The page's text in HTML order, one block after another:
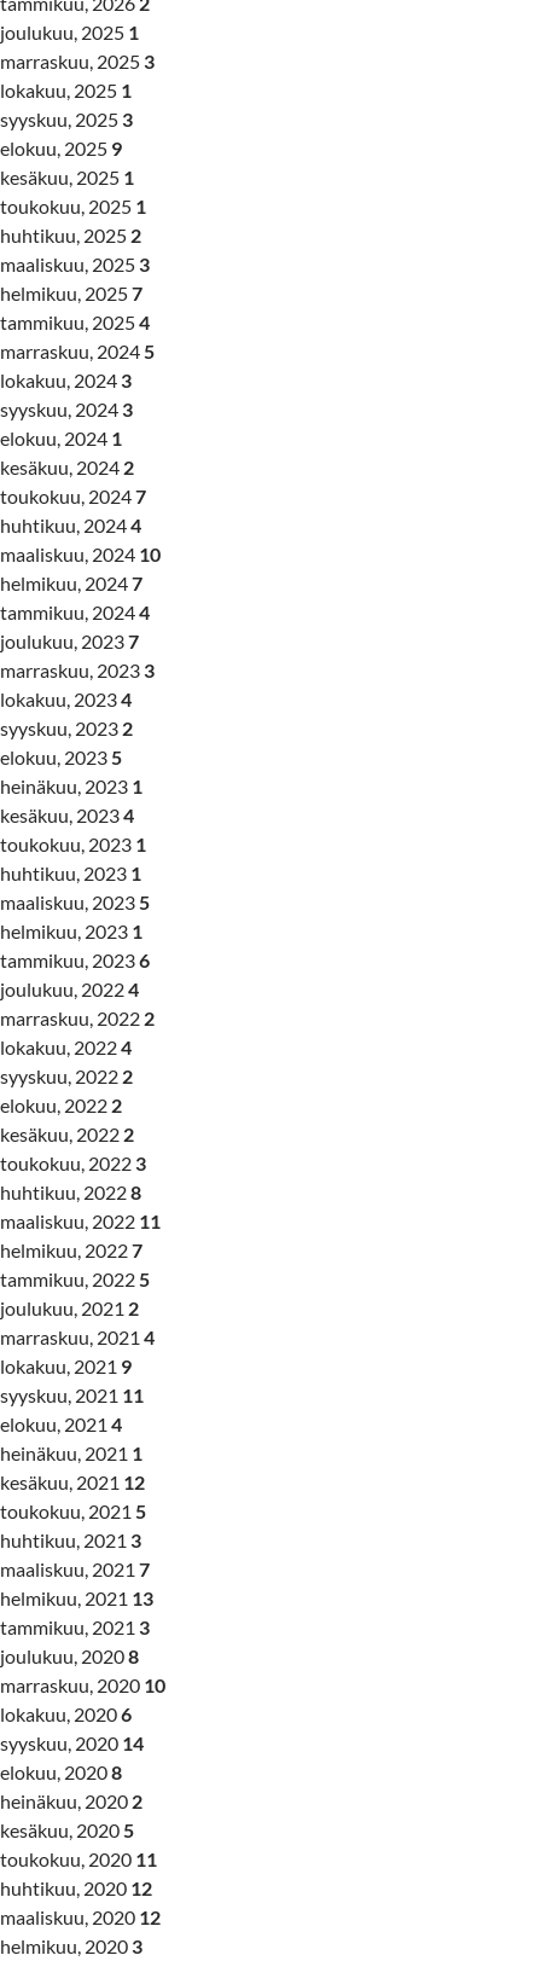
joulukuu, 2025 1
marraskuu, 2025 3
lokakuu, 2025 1
syyskuu, 2025 3
elokuu, 2025 9
kesäkuu, 2025 1
toukokuu, 2025 1
huhtikuu, 2025 2
maaliskuu, 2025 3
helmikuu, 20257
tammikuu, 20254
marraskuu, 20245
lokakuu, 2024 3
syyskuu, 2024 3
elokuu, 2024 1
kesäkuu, 2024 2
toukokuu, 20247
huhtikuu, 20244
maaliskuu, 2024 10
helmikuu, 20247
tammikuu, 20244
joulukuu, 20237
marraskuu, 2023 3
lokakuu, 20234
syyskuu, 2023 2
elokuu, 20235
heinäkuu, 2023 1
kesäkuu, 20234
toukokuu, 2023 1
huhtikuu, 2023 1
maaliskuu, 20235
helmikuu, 2023 1
tammikuu, 20236
joulukuu, 20224
marraskuu, 2022 2
lokakuu, 20224
syyskuu, 2022 2
elokuu, 2022 2
kesäkuu, 2022 2
toukokuu, 2022 3
huhtikuu, 20228
maaliskuu, 2022 11
helmikuu, 20227
tammikuu, 20225
joulukuu, 2021 2
marraskuu, 2021 4
lokakuu, 2021 9
syyskuu, 2021 11
elokuu, 2021 4
heinäkuu, 2021 1
kesäkuu, 2021 12
toukokuu, 2021 5
huhtikuu, 2021 3
maaliskuu, 2021 7
helmikuu, 2021 13
tammikuu, 2021 3
joulukuu, 20208
marraskuu, 2020 10
lokakuu, 20206
syyskuu, 2020 14
elokuu, 20208
heinäkuu, 2020 2
kesäkuu, 20205
toukokuu, 2020 11
huhtikuu, 2020 12
maaliskuu, 2020 12
helmikuu, 2020 3